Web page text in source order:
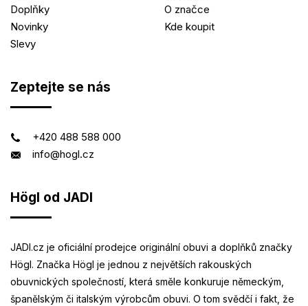
Doplňky
Novinky
Slevy
O značce
Kde koupit
Zeptejte se nás
+420 488 588 000
info@hogl.cz
Högl od JADI
JADI.cz je oficiální prodejce originální obuvi a doplňků značky
Högl. Značka Högl je jednou z největších rakouských
obuvnických společností, která směle konkuruje německým,
španělským či italským výrobcům obuvi. O tom svědčí i fakt, že